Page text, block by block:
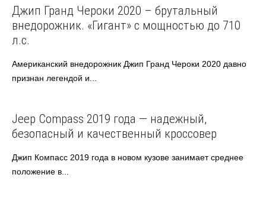
Jeep
Джип Гранд Чероки 2020 – брутальный
внедорожник. «Гигант» с мощностью до 710
л.с.
Американский внедорожник Джип Гранд Чероки 2020 давно
признан легендой и...
Jeep
Jeep Compass 2019 года — надежный,
безопасный и качественный кроссовер
Джип Компасс 2019 года в новом кузове занимает среднее
положение в...